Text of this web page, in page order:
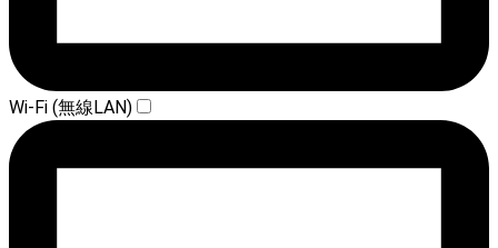
Wi-Fi (無線LAN)